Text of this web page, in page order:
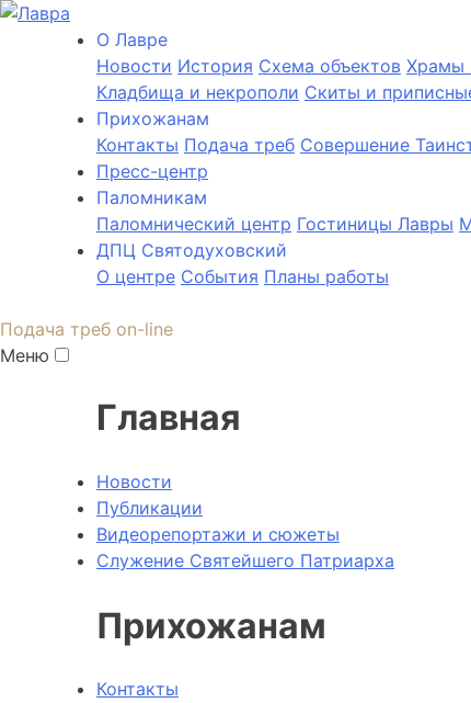
О Лаврe
Новости История Cхема объектов Храмы
Кладбища и некрополи Скиты и
Прихожанам
Контакты Подача треб Совершение
Пресс-центр
Паломникам
Паломнический центр Гостиницы Лавры
ДПЦ Святодуховский
О центре События Планы работы
Подача треб on-line
Меню
Главная
Новости
Публикации
Видеорепортажи и сюжеты
Служение Святейшего Патриарха
Прихожанам
Контакты